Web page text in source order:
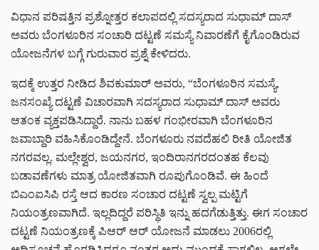
ವಿಧಾನ ಪರಿಷತ್ತಿನ ಪ್ರಶ್ನೋತ್ತರ ಕಲಾಪದಲ್ಲಿ ಸದಸ್ಯರಾದ ಸುಧಾಮ್ ದಾಸ್
ಅವರು ಬೆಂಗಳೂರಿನ ಸಂಚಾರಿ ದಟ್ಟಣೆ ಸಮಸ್ಯೆ ನಿವಾರಣೆಗೆ ಕೈಗೊಂಡಿರುವ
ಯೋಜನೆಗಳ ಬಗ್ಗೆ ಗುರುವಾರ ಪ್ರಶ್ನೆ ಕೇಳಿದರು.
ಇದಕ್ಕೆ ಉತ್ತರ ನೀಡಿದ ಶಿವಕುಮಾರ್ ಅವರು, “ಬೆಂಗಳೂರಿನ ಸಮಸ್ಯೆ,
ಜನಸಂಖ್ಯೆ ದಟ್ಟಣೆ ವಿಚಾರವಾಗಿ ಸದಸ್ಯರಾದ ಸುಧಾಮ್ ದಾಸ್ ಅವರು
ಆತಂಕ ವ್ಯಕ್ತಪಡಿಸಿದ್ದಾರೆ. ನಾನು ಬಹಳ ಗಂಭೀರವಾಗಿ ಬೆಂಗಳೂರಿನ
ಜವಾಬ್ದಾರಿ ವಹಿಸಿಕೊಂಡಿದ್ದೇನೆ. ಬೆಂಗಳೂರು ನವದೆಹಲಿ ರೀತಿ ಯೋಜಿತ
ನಗರವಲ್ಲ. ಮಲ್ಲೇಶ್ವರ, ಜಯನಗರ, ಇಂದಿರಾನಗರದಂತಹ ಕೆಲವು
ಬಡಾವಣೆಗಳು ಮಾತ್ರ ಯೋಜಿತವಾಗಿ ರೂಪುಗೊಂಡಿವೆ. ಈ ಹಿಂದೆ
ಬಿಎಂಐಸಿಪಿ ರಸ್ತೆ ಆದ ಕಾರಣ ಸಂಚಾರ ದಟ್ಟಣೆ ಸ್ವಲ್ಪ ಮಟ್ಟಿಗೆ
ನಿಯಂತ್ರಣವಾಗಿದೆ. ಇಲ್ಲದಿದ್ದರೆ ಪರಿಸ್ಥಿತಿ ಇನ್ನು ಹದಗೆಡುತ್ತಿತ್ತು. ಈಗ ಸಂಚಾರ
ದಟ್ಟಣೆ ನಿಯಂತ್ರಣಕ್ಕೆ ಪಿಆರ್ ಆರ್ ಯೋಜನೆ ಮಾಡಲು 2006ರಲ್ಲಿ